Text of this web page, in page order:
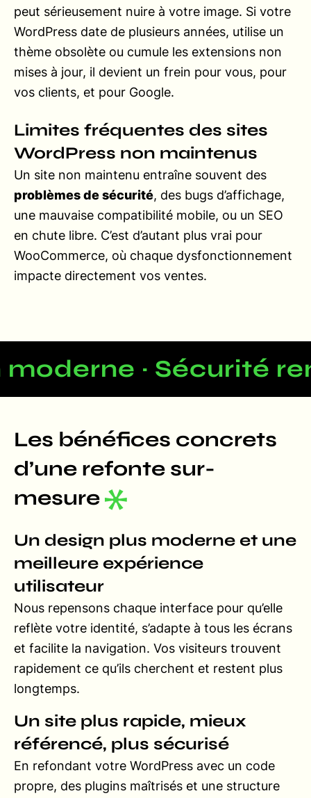
peut sérieusement nuire à votre image. Si votre
WordPress date de plusieurs années, utilise un
thème obsolète ou cumule les extensions non
mises à jour, il devient un frein pour vous, pour
vos clients, et pour Google.
Limites fréquentes des sites
WordPress non maintenus
Un site non maintenu entraîne souvent des
problèmes de sécurité, des bugs d’affichage,
une mauvaise compatibilité mobile, ou un SEO
en chute libre. C’est d’autant plus vrai pour
WooCommerce, où chaque dysfonctionnement
impacte directement vos ventes.
· Sécurité
Les bénéfices concrets
d’une refonte sur-
mesure
Un design plus moderne et une
meilleure expérience
utilisateur
Nous repensons chaque interface pour qu’elle
reflète votre identité, s’adapte à tous les écrans
et facilite la navigation. Vos visiteurs trouvent
rapidement ce qu’ils cherchent et restent plus
longtemps.
Un site plus rapide, mieux
référencé, plus sécurisé
En refondant votre WordPress avec un code
propre, des plugins maîtrisés et une structure